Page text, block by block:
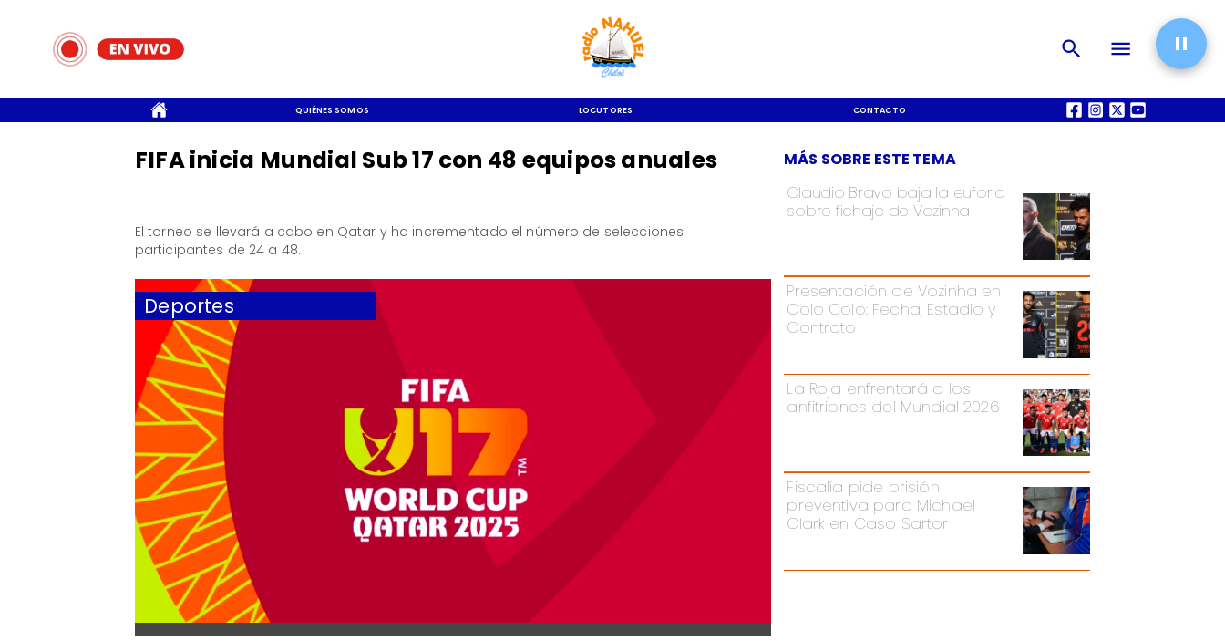
QUIÉNES SOMOS LOCUTORES CONTACTO QUIÉNES SOMOS
Deportes
Claudio Bravo baja la euforia
sobre fichaje de Vozinha
Presentación de Vozinha en
Colo Colo: Fecha, Estadio y
Contrato
La Roja enfrentará a los
anfitriones del Mundial 2026
Fiscalía pide prisión
preventiva para Michael
Clark en Caso Sartor
MÁS SOBRE ESTE TEMA
FIFA inicia Mundial Sub 17 con 48 equipos anuales
El torneo se llevará a cabo en Qatar y ha incrementado el número de selecciones
participantes de 24 a 48.